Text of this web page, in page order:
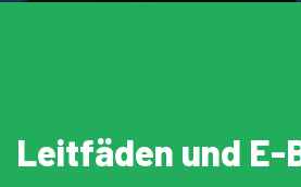
Leitfäden und E-